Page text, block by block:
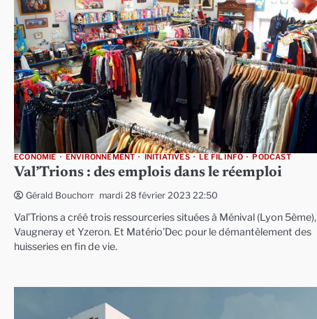
ECONOMIE ENVIRONNEMENT INITIATIVES LE FIL INFO PODCAST
Val’Trions : des emplois dans le réemploi
Gérald Bouchon mardi 28 février 2023 22:50
Val’Trions a créé trois ressourceries situées à Ménival (Lyon 5ème),
Vaugneray et Yzeron. Et Matério’Dec pour le démantèlement des
huisseries en fin de vie.